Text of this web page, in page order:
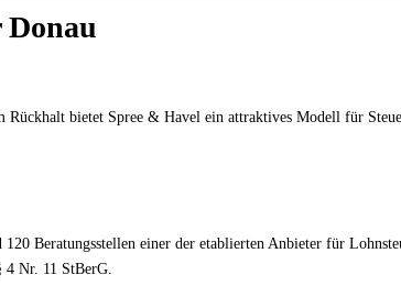
Donau
bietet Spree & Havel ein attraktives Modell für
Beratungsstellen einer der etablierten Anbieter für
4 Nr. 11 StBerG.